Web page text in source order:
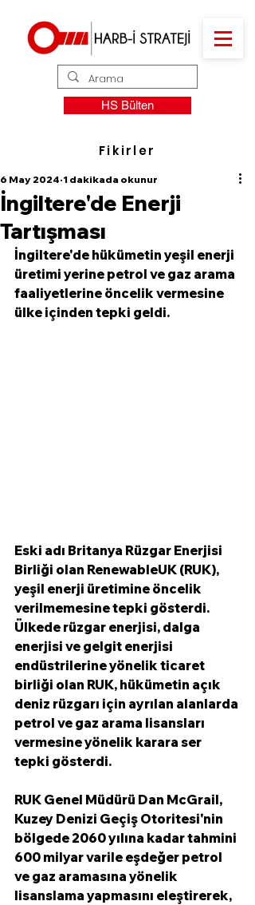
HS Bülten
Fikirler
İngiltere'de Enerji
Tartışması
6 May 2024 1 dakikada okunur
İngiltere'de hükümetin yeşil enerji
üretimi yerine petrol ve gaz arama
faaliyetlerine öncelik vermesine
ülke içinden tepki geldi.
Eski adı Britanya Rüzgar Enerjisi
Birliği olan RenewableUK (RUK),
yeşil enerji üretimine öncelik
verilmemesine tepki gösterdi.
Ülkede rüzgar enerjisi, dalga
enerjisi ve gelgit enerjisi
endüstrilerine yönelik ticaret
birliği olan RUK, hükümetin açık
deniz rüzgarı için ayrılan alanlarda
petrol ve gaz arama lisansları
vermesine yönelik karara ser
tepki gösterdi.
RUK Genel Müdürü Dan McGrail,
Kuzey Denizi Geçiş Otoritesi'nin
bölgede 2060 yılına kadar tahmini
600 milyar varile eşdeğer petrol
ve gaz aramasına yönelik
lisanslama yapmasını eleştirerek,